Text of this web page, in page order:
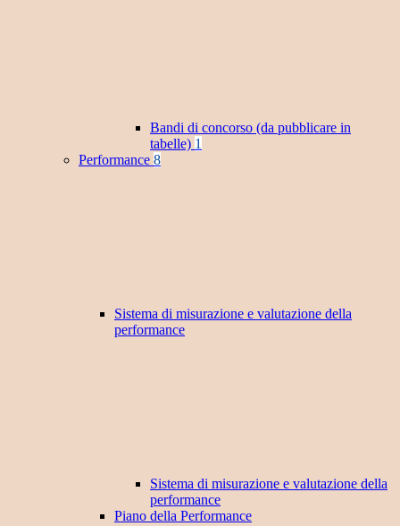
Bandi di concorso (da pubblicare in
tabelle) 1
Performance 8
Sistema di misurazione e valutazione della
performance
Sistema di misurazione e valutazione della
performance
Piano della Performance